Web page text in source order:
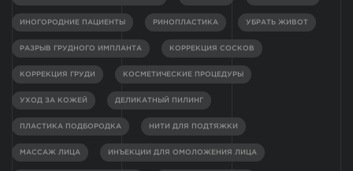
ИНОГОРОДНИЕ ПАЦИЕНТЫ РИНОПЛАСТИКА УБРАТЬ ЖИВОТ
РАЗРЫВ ГРУДНОГО ИМПЛАНТА КОРРЕКЦИЯ СОСКОВ
КОРРЕКЦИЯ ГРУДИ КОСМЕТИЧЕСКИЕ ПРОЦЕДУРЫ
УХОД ЗА КОЖЕЙ ДЕЛИКАТНЫЙ ПИЛИНГ
ПЛАСТИКА ПОДБОРОДКА НИТИ ДЛЯ ПОДТЯЖКИ
МАССАЖ ЛИЦА ИНЪЕКЦИИ ДЛЯ ОМОЛОЖЕНИЯ ЛИЦА